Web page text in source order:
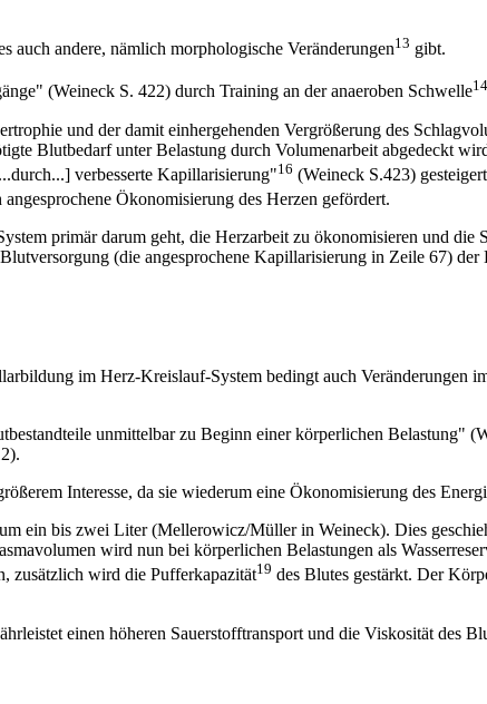
auch andere, nämlich morphologische Veränderungen13 gibt.
(Weineck S. 422) durch Training an der anaeroben Schwelle14
und der damit einhergehenden Vergrößerung des
Blutbedarf unter Belastung durch Volumenarbeit abgedeckt
verbesserte Kapillarisierung"16 (Weineck S.423)
Ökonomisierung des Herzen gefördert.
primär darum geht, die Herzarbeit zu ökonomisieren und die
(die angesprochene Kapillarisierung in Zeile 67)
im Herz-Kreislauf-System bedingt auch Veränderungen
unmittelbar zu Beginn einer körperlichen Belastung"
Interesse, da sie wiederum eine Ökonomisierung des
ein bis zwei Liter (Mellerowicz/Müller in Weineck). Dies
wird nun bei körperlichen Belastungen als
zusätzlich wird die Pufferkapazität19 des Blutes gestärkt. Der
einen höheren Sauerstofftransport und die Viskosität des